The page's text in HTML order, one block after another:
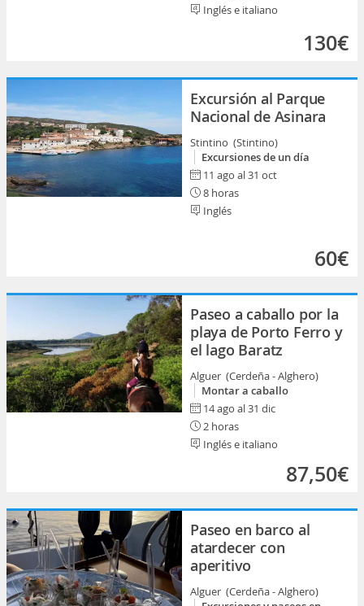
Inglés e italiano
130€
Excursión al Parque
Nacional de Asinara
Stintino (Stintino)
Excursiones de un día
11 ago al 31 oct
8 horas
Inglés
60€
Paseo a caballo por la
playa de Porto Ferro y
el lago Baratz
Alguer (Cerdeña - Alghero)
Montar a caballo
14 ago al 31 dic
2 horas
Inglés e italiano
87,50€
Paseo en barco al
atardecer con
aperitivo
Alguer (Cerdeña - Alghero)